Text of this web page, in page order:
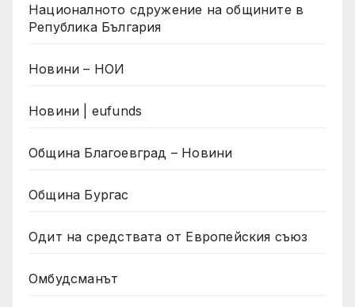
Националното сдружение на общините в
Република България
Новини – НОИ
Новини | eufunds
Община Благоевград – Новини
Община Бургас
Одит на средствата от Европейския съюз
Омбудсманът